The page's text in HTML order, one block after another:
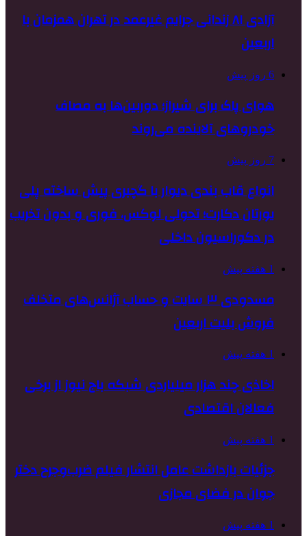
آزادی ۸۱ زندانی جرایم غیرعمد در تهران همزمان با
اربعین
6 روز پیش
هوای پاک برای شیراز؛ دوربین‌ها به مصاف
خودروهای آلاینده می‌روند
7 روز پیش
انواع قاب بندی دیوار با گچبری پیش ساخته پلی
یورتان دکارت؛ تحولی لوکس، فوری و بدون تخریب
در دکوراسیون داخلی
1 هفته پیش
مسدودی ۳ سایت و حساب آژانس‌های متخلف
فروش بلیت اربعین
1 هفته پیش
اخاذی چند هزار میلیاردی شبکه باج نیوز از برخی
فعالان اقتصادی
1 هفته پیش
جزئیات بازداشت عامل انتشار فیلم ضرب‌وجرح دختر
جوان در فضای مجازی
1 هفته پیش